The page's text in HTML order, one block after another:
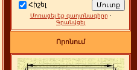
Հիշել
Մոռացել եք գաղտնագիրը ·
Գրանվցել
Որոնում